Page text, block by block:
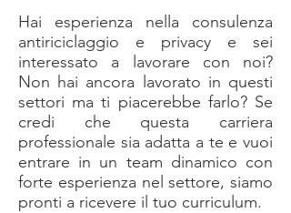
Hai esperienza nella consulenza
antiriciclaggio e privacy e sei
interessato a lavorare con noi?
Non hai ancora lavorato in questi
settori ma ti piacerebbe farlo? Se
credi che questa carriera
professionale sia adatta a te e vuoi
entrare in un team dinamico con
forte esperienza nel settore, siamo
pronti a ricevere il tuo curriculum.